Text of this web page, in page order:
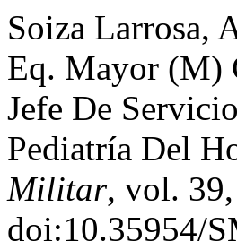
Soiza Larrosa,
Eq. Mayor (M)
Jefe De
Pediatría Del
Militar, vol.
doi:10.35954/